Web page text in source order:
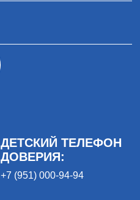
ДЕТСКИЙ ТЕЛЕФОН
ДОВЕРИЯ:
+7 (951) 000-94-94